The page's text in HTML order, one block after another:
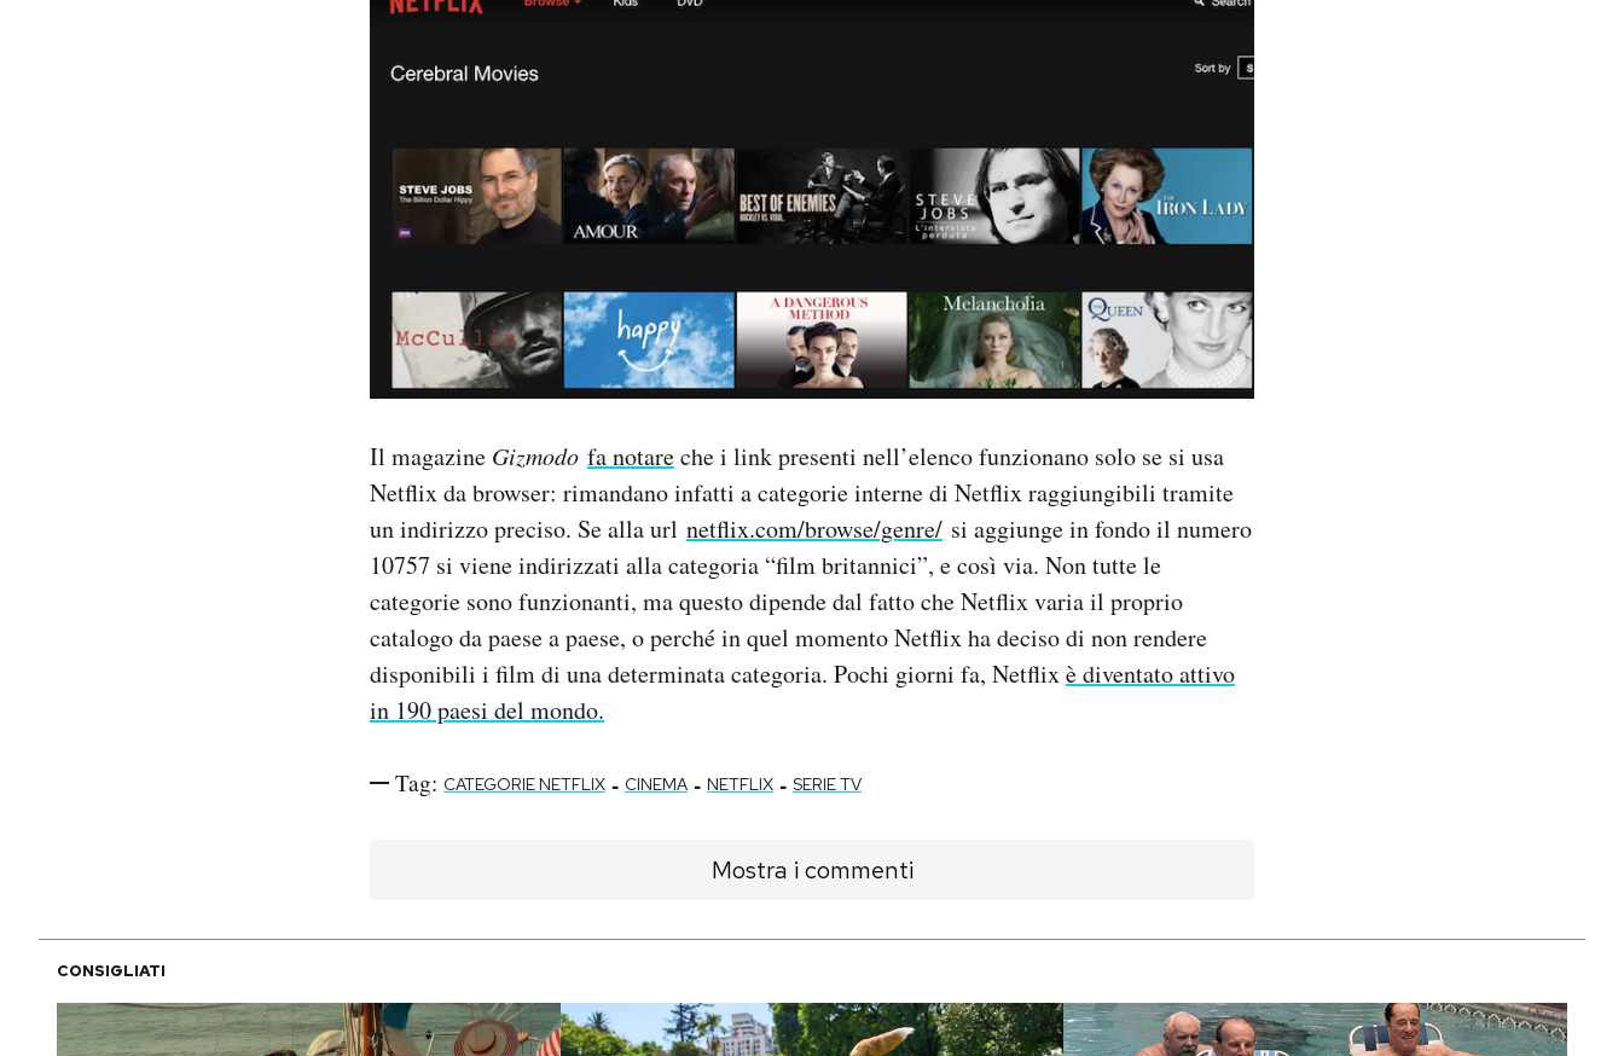
Il magazine Gizmodo fa notareche i link presenti nell’elenco funzionano solo se si usa
Netflix da browser: rimandano infatti a categorie interne di Netflix raggiungibili tramite
un indirizzo preciso. Se alla url netflix.com/browse/genre/ si aggiunge in fondo il numero
10757 si viene indirizzati alla categoria “film britannici”, e così via. Non tutte le
categorie sono funzionanti, ma questo dipende dal fatto che Netflix varia il proprio
catalogo da paese a paese, o perché in quel momento Netflix ha deciso di non rendere
disponibili i film di una determinata categoria. Pochi giorni fa, Netflixè diventato attivo
in 190 paesi del mondo.
Tag: CATEGORIE NETFLIX - CINEMA - NETFLIX - SERIE TV
Mostra i commenti
CONSIGLIATI